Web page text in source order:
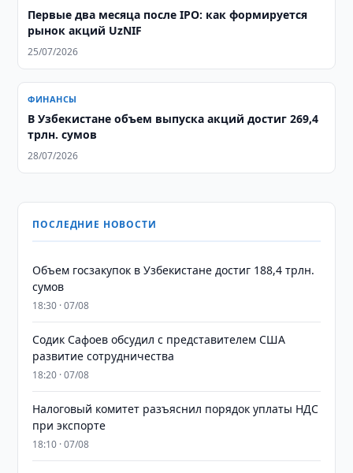
Первые два месяца после IPO: как формируется
рынок акций UzNIF
25/07/2026
ФИНАНСЫ
​​​​​​​В Узбекистане объем выпуска акций достиг 269,4
трлн. сумов
28/07/2026
ПОСЛЕДНИЕ НОВОСТИ
​​​​​​​Объем госзакупок в Узбекистане достиг 188,4 трлн.
сумов
18:30 · 07/08
Содик Сафоев обсудил с представителем США
развитие сотрудничества
18:20 · 07/08
Налоговый комитет разъяснил порядок уплаты НДС
при экспорте
18:10 · 07/08